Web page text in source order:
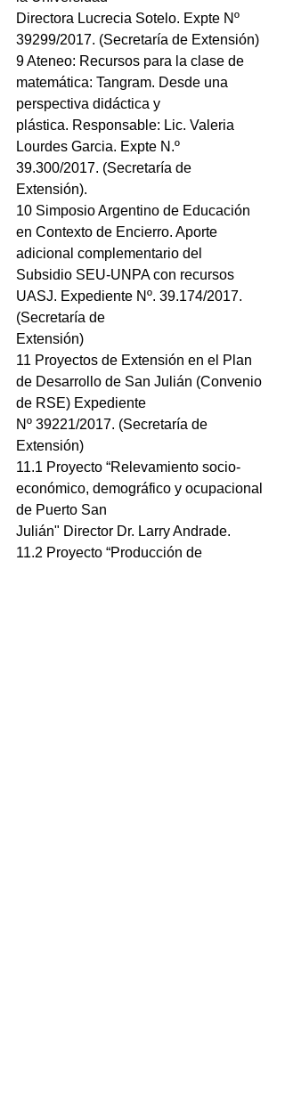
Directora Lucrecia Sotelo. Expte Nº
39299/2017. (Secretaría de Extensión)
9 Ateneo: Recursos para la clase de
matemática: Tangram. Desde una
perspectiva didáctica y
plástica. Responsable: Lic. Valeria
Lourdes Garcia. Expte N.º
39.300/2017. (Secretaría de
Extensión).
10 Simposio Argentino de Educación
en Contexto de Encierro. Aporte
adicional complementario del
Subsidio SEU-UNPA con recursos
UASJ. Expediente Nº. 39.174/2017.
(Secretaría de
Extensión)
11 Proyectos de Extensión en el Plan
de Desarrollo de San Julián (Convenio
de RSE) Expediente
Nº 39221/2017. (Secretaría de
Extensión)
11.1 Proyecto “Relevamiento socio-
económico, demográfico y ocupacional
de Puerto San
Julián" Director Dr. Larry Andrade.
11.2 Proyecto “Producción de